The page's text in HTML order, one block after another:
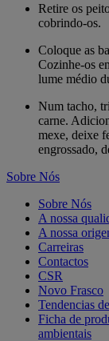
Retire os
cobrindo-os.
Coloque as
Cozinhe-os
lume médio
Num tacho,
carne.
mexe, deixe
engrossado,
Sobre Nós
Sobre Nós
A nossa
A nossa
Carreiras
Contactos
CSR
Novo Frasco
Tendencias
Ficha de
ambientais